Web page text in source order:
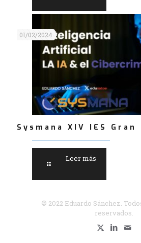
01/02/2024
Sysmana XIV IES Gran
Leer más
© 2022 Eduardo Sánchez.
reservados.